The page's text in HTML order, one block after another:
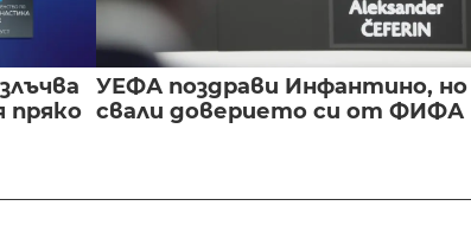
пряко
УЕФА поздрави Инфантино, но
свали доверието си от ФИФА